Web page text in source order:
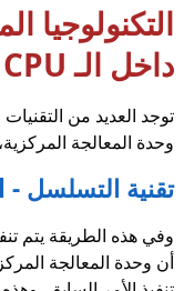
التكنولوجيا
داخل الـ CPU
توجد العديد من
وحدة المعالجة
تقنية التسلسل - Serial
وفي هذه الطريقة يتم
أن وحدة المعالجة